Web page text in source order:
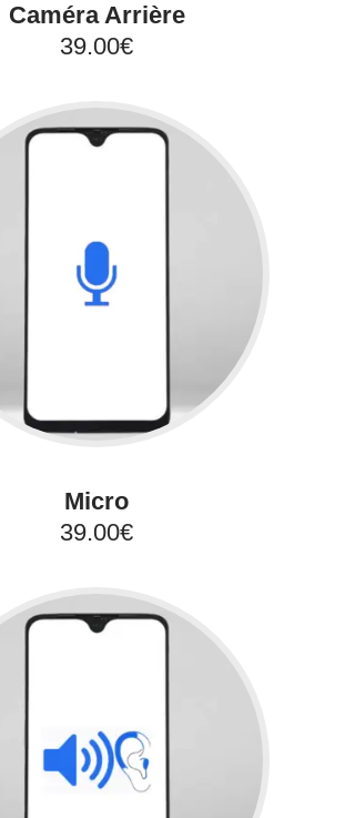
Caméra Arrière
39.00€
Micro
39.00€